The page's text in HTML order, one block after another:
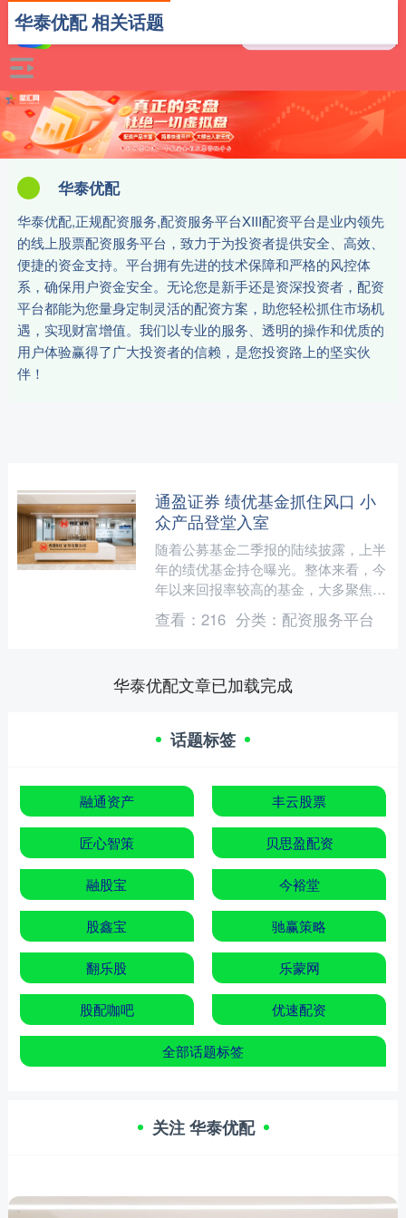
华泰优配
华泰优配,正规配资服务,配资服务平台XIII‌配资平台是业内领先
的线上股票配资服务平台，致力于为投资者提供安全、高效、
便捷的资金支持。平台拥有先进的技术保障和严格的风控体
系，确保用户资金安全。无论您是新手还是资深投资者，配资
平台都能为您量身定制灵活的配资方案，助您轻松抓住市场机
遇，实现财富增值。我们以专业的服务、透明的操作和优质的
用户体验赢得了广大投资者的信赖，是您投资路上的坚实伙
伴！
华泰优配 相关话题
通盈证券 绩优基金抓住风口 小
众产品登堂入室
随着公募基金二季报的陆续披露，上半
年的绩优基金持仓曝光。整体来看，今
年以来回报率较高的基金，大多聚焦创
新药、新消费、人工智能等赛道。 中
国证券报记者关注到，由于....
查看： 216 分类： 配资服务平台
华泰优配文章已加载完成
话题标签
融通资产 丰云股票
匠心智策 贝思盈配资
融股宝 今裕堂
股鑫宝 驰赢策略
翻乐股 乐蒙网
股配咖吧 优速配资
全部话题标签
关注 华泰优配